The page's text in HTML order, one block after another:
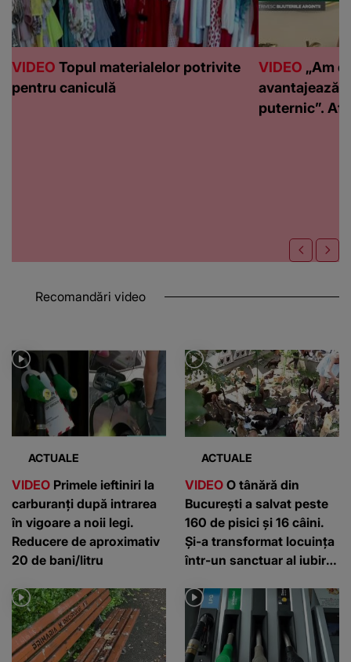
VIDEO Topul materialelor potrivite
pentru caniculă
VIDEO „Am
avantajează
puternic”.
Recomandări video
ACTUALE
VIDEO Primele ieftiniri la
carburanți după intrarea
în vigoare a noii legi.
Reducere de aproximativ
20 de bani/litru
ACTUALE
VIDEO O tânără din
București a salvat peste
160 de pisici și 16 câini.
Și-a transformat locuința
într-un sanctuar al iubirii